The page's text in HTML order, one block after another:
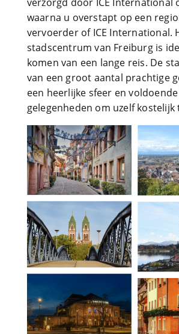
waarna u overstapt op een
vervoerder of ICE International.
stadscentrum van Freiburg is
komen van een lange reis. De
van een groot aantal prachtige
een heerlijke sfeer en
gelegenheden om uzelf kostelijk